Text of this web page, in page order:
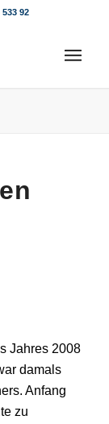
533 92
Jahres 2008
damals
Anfang
zu